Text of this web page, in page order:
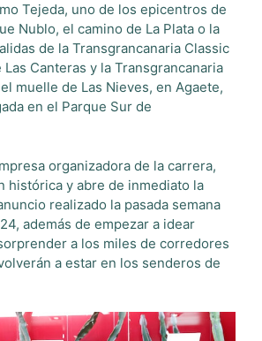
Tejeda, uno de los epicentros de
Nublo, el camino de La Plata o la
de la Transgrancanaria Classic
Canteras y la Transgrancanaria
muelle de Las Nieves, en Agaete,
en el Parque Sur de
organizadora de la carrera,
histórica y abre de inmediato la
realizado la pasada semana
además de empezar a idear
a los miles de corredores
a estar en los senderos de